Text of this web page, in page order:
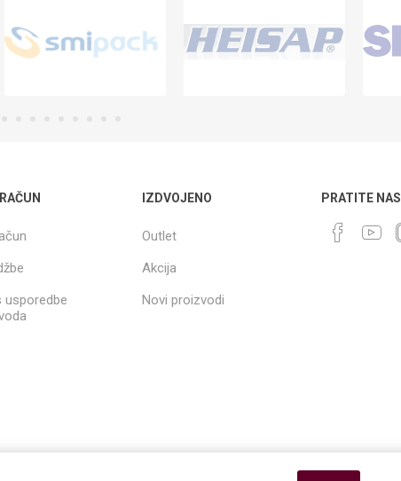
usporedbe
IZDVOJENO
Outlet
Akcija
Novi proizvodi
PRATITE NAS